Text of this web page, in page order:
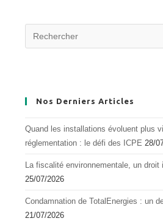
Nos Derniers Articles
Quand les installations évoluent plus
réglementation : le défi des ICPE 28/
La fiscalité environnementale, un droit
25/07/2026
Condamnation de TotalEnergies : un
21/07/2026